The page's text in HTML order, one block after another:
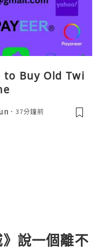
to Buy Old Twi
37分鐘前
》說一個離不